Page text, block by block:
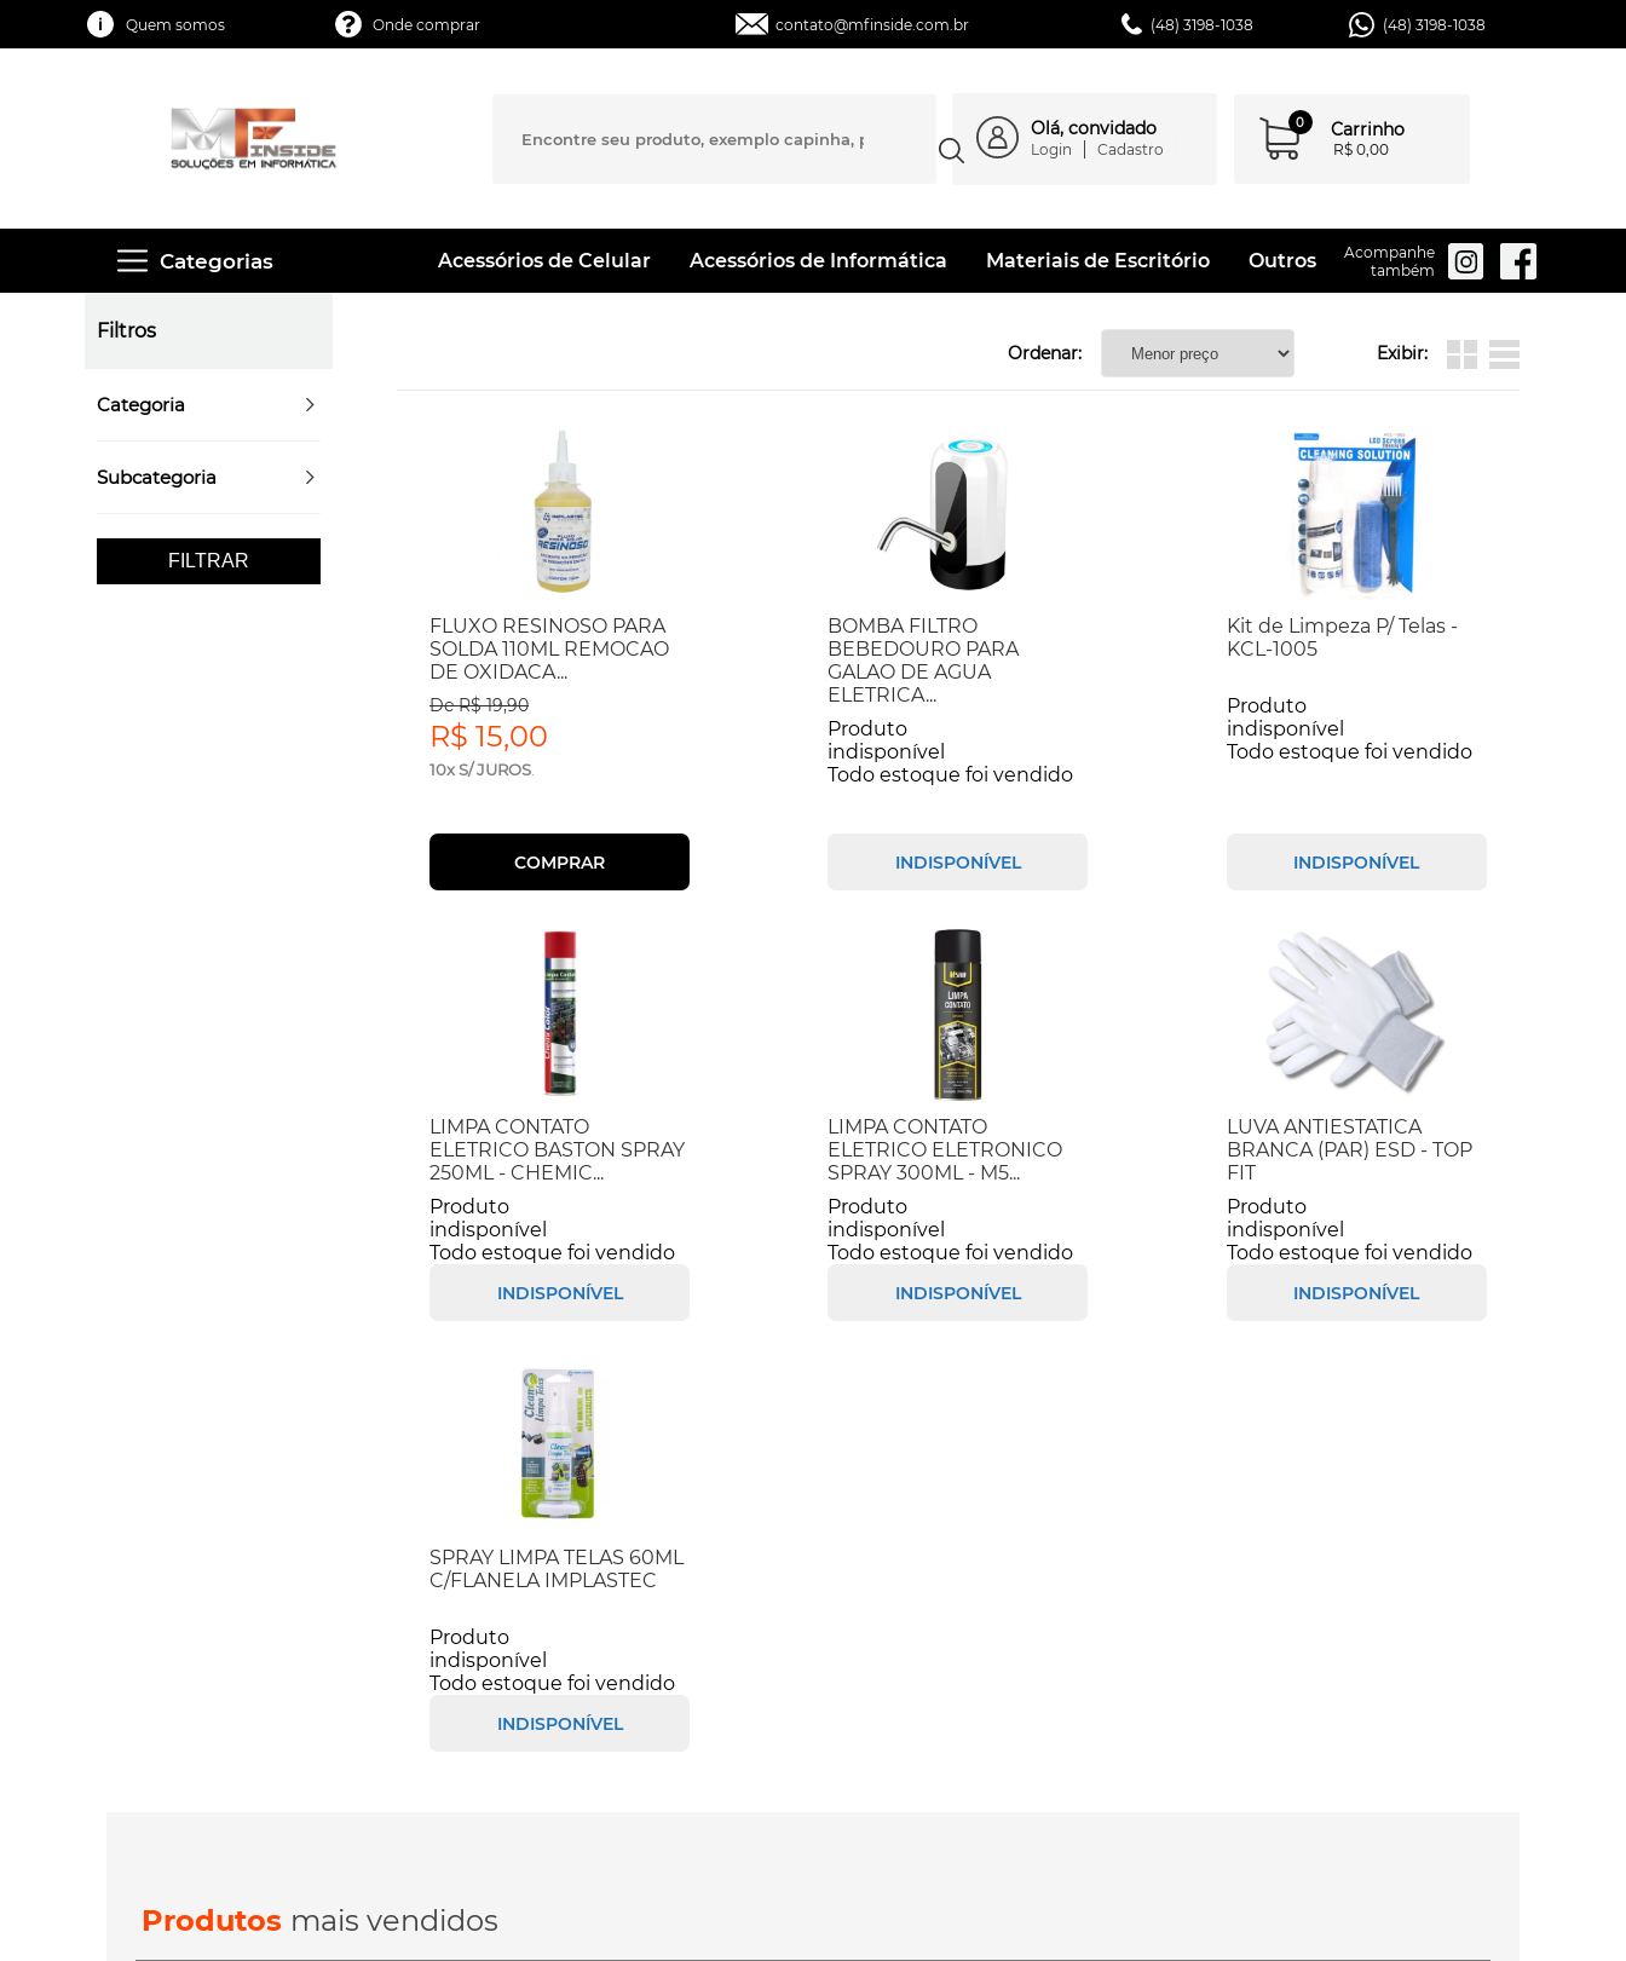
Quem somos Onde comprar contato@mfinside.com.br (48) 3198-1038 (48) 3198-1038
Olá, convidado
Login Cadastro
0 Carrinho
R$ 0,00
Categorias Acessórios de Celular Acessórios de Informática Materiais de Escritório Outros
Acompanhe
também
Filtros
Categoria
Subcategoria
FILTRAR
Ordenar: Exibir:
FLUXO RESINOSO PARA
SOLDA 110ML REMOCAO
DE OXIDACA...
De R$ 19,90
R$ 15,00
10x S/ JUROS
COMPRAR
BOMBA FILTRO
BEBEDOURO PARA
GALAO DE AGUA
ELETRICA...
Produto
indisponível
Todo estoque foi vendido
INDISPONÍVEL
Kit de Limpeza P/ Telas -
KCL-1005
Produto
indisponível
Todo estoque foi vendido
INDISPONÍVEL
LIMPA CONTATO
ELETRICO BASTON SPRAY
250ML - CHEMIC...
Produto
indisponível
Todo estoque foi vendido
INDISPONÍVEL
LIMPA CONTATO
ELETRICO ELETRONICO
SPRAY 300ML - M5...
Produto
indisponível
Todo estoque foi vendido
INDISPONÍVEL
LUVA ANTIESTATICA
BRANCA (PAR) ESD - TOP
FIT
Produto
indisponível
Todo estoque foi vendido
INDISPONÍVEL
SPRAY LIMPA TELAS 60ML
C/FLANELA IMPLASTEC
Produto
indisponível
Todo estoque foi vendido
INDISPONÍVEL
Produtos mais vendidos